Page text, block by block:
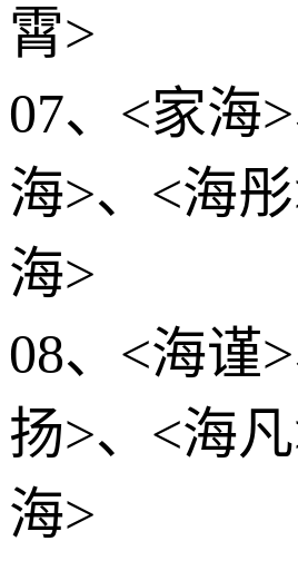
霄>
07、<家海
海>、<海
海>
08、<海谨
扬>、<海
海>